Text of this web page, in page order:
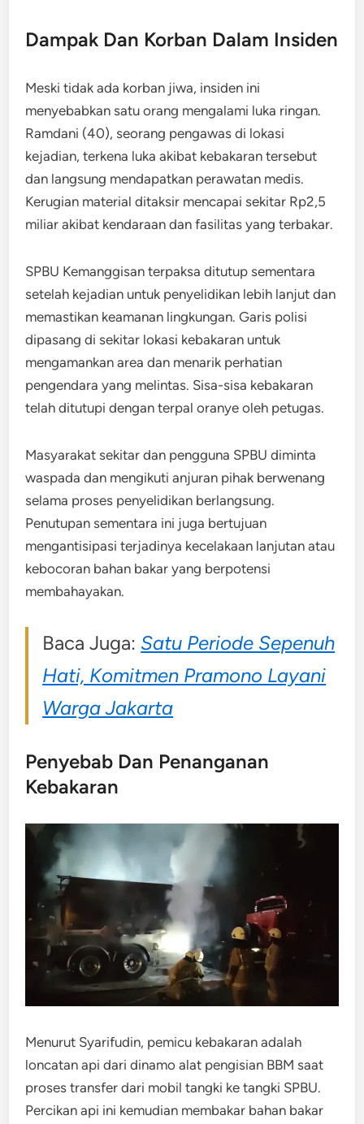
Dampak Dan Korban Dalam Insiden
Meski tidak ada korban jiwa, insiden ini
menyebabkan satu orang mengalami luka ringan.
Ramdani (40), seorang pengawas di lokasi
kejadian, terkena luka akibat kebakaran tersebut
dan langsung mendapatkan perawatan medis.
Kerugian material ditaksir mencapai sekitar Rp2,5
miliar akibat kendaraan dan fasilitas yang terbakar.
SPBU Kemanggisan terpaksa ditutup sementara
setelah kejadian untuk penyelidikan lebih lanjut dan
memastikan keamanan lingkungan. Garis polisi
dipasang di sekitar lokasi kebakaran untuk
mengamankan area dan menarik perhatian
pengendara yang melintas. Sisa-sisa kebakaran
telah ditutupi dengan terpal oranye oleh petugas.
Masyarakat sekitar dan pengguna SPBU diminta
waspada dan mengikuti anjuran pihak berwenang
selama proses penyelidikan berlangsung.
Penutupan sementara ini juga bertujuan
mengantisipasi terjadinya kecelakaan lanjutan atau
kebocoran bahan bakar yang berpotensi
membahayakan.
Baca Juga: Satu Periode Sepenuh
Hati, Komitmen Pramono Layani
Warga Jakarta
Penyebab Dan Penanganan
Kebakaran
Menurut Syarifudin, pemicu kebakaran adalah
loncatan api dari dinamo alat pengisian BBM saat
proses transfer dari mobil tangki ke tangki SPBU.
Percikan api ini kemudian membakar bahan bakar